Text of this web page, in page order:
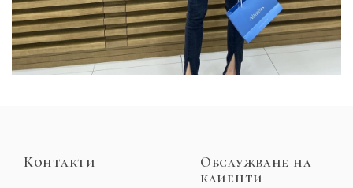
Контакти
Обслужване на
клиенти